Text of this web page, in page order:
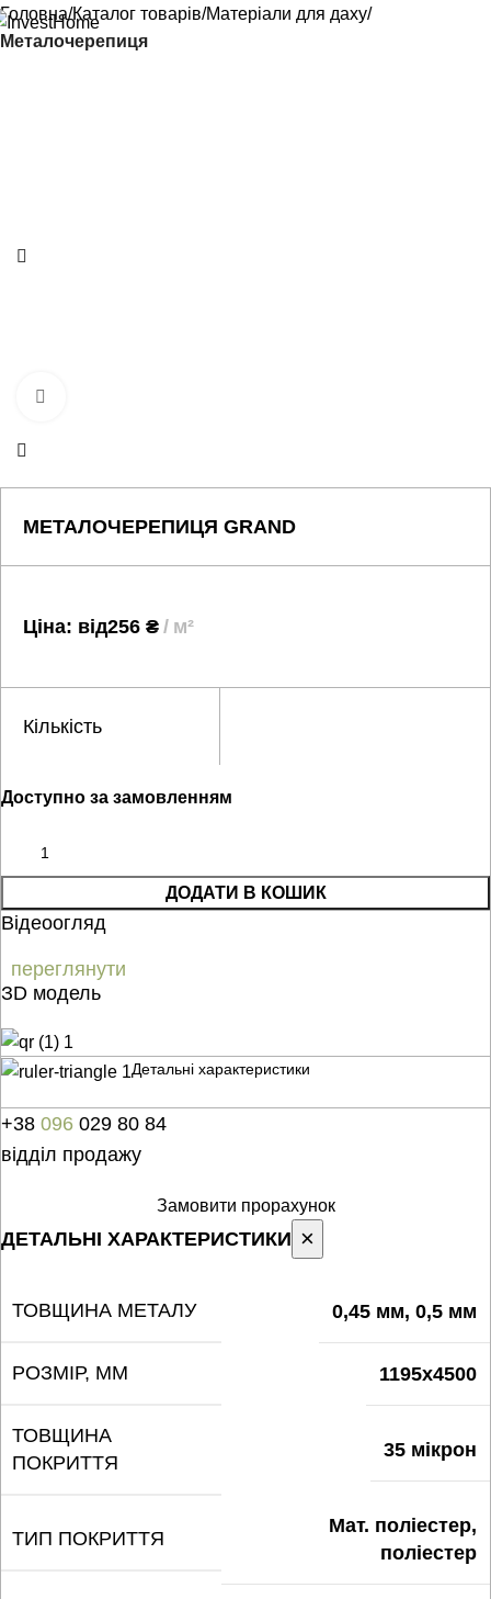
Головна Каталог товарів Матеріали для даху
Металочерепиця
МЕТАЛОЧЕРЕПИЦЯ GRAND
Ціна: від256 ₴ м²
Кількість
Доступно за замовленням
ДОДАТИ В КОШИК
Відеоогляд
переглянути
ЗD модель
Детальні характеристики
+38 096 029 80 84
відділ продажу
Замовити прорахунок
ДЕТАЛЬНІ ХАРАКТЕРИСТИКИ ×
ТОВЩИНА МЕТАЛУ 0,45 мм, 0,5 мм
РОЗМІР, ММ 1195х4500
ТОВЩИНА
ПОКРИТТЯ
35 мікрон
ТИП ПОКРИТТЯ
Мат. поліестер,
поліестер